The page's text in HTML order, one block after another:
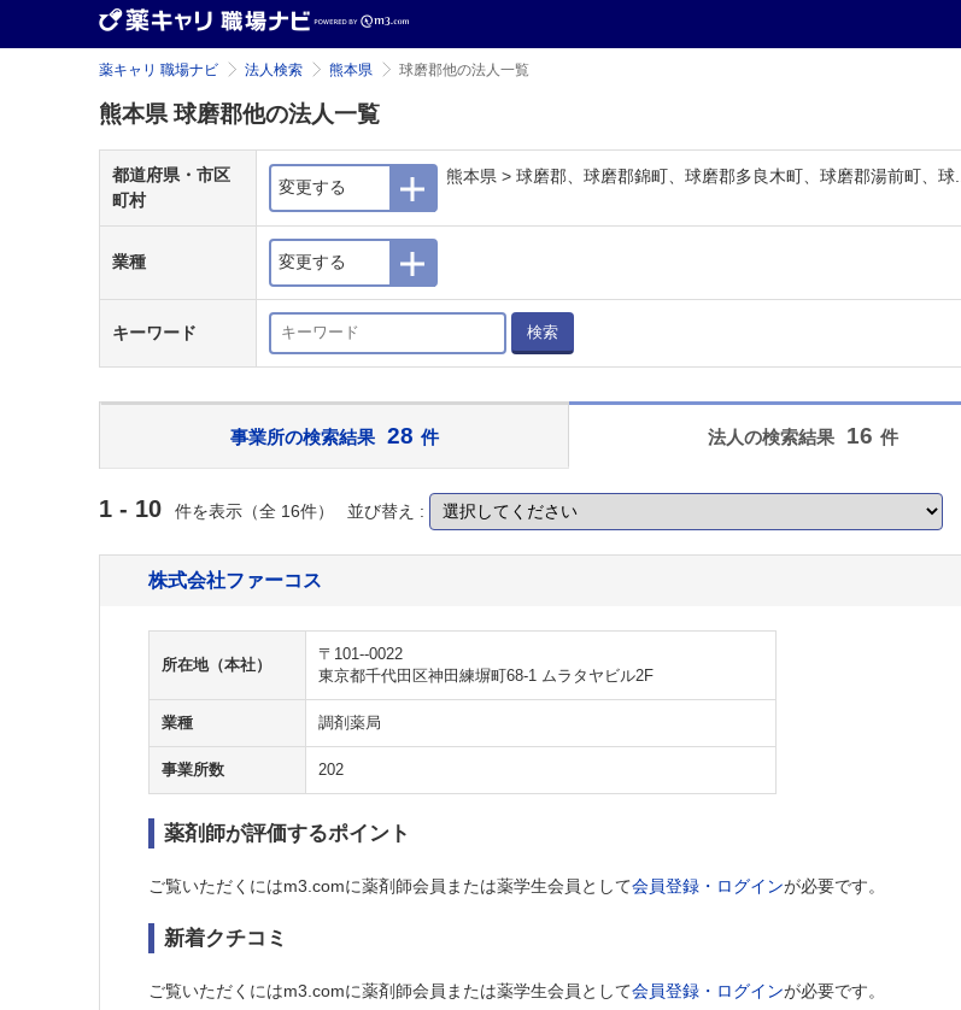
薬キャリ 職場ナビ 法人検索 熊本県 球磨郡他の法人一覧
熊本県 球磨郡他の法人一覧
都道府県・市区
町村
変更する
熊本県 > 球磨郡、球磨郡錦町、球磨郡多良木町、球磨郡湯前町、球...
業種 変更する
キーワード 検索
事業所の検索結果 28 件 法人の検索結果 16 件
1 - 10 件を表示（全 16件） 並び替え :
株式会社ファーコス
所在地（本社）
〒101--0022
東京都千代田区神田練塀町68-1 ムラタヤビル2F
業種 調剤薬局
事業所数 202
薬剤師が評価するポイント
ご覧いただくにはm3.comに薬剤師会員または薬学生会員として会員登録・ログインが必要です。
新着クチコミ
ご覧いただくにはm3.comに薬剤師会員または薬学生会員として会員登録・ログインが必要です。